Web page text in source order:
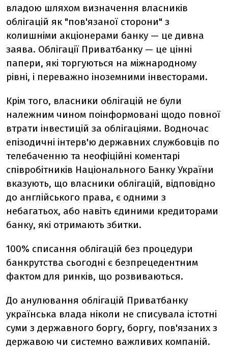
владою шляхом визначення власників
облігацій як "пов'язаної сторони" з
колишніми акціонерами банку — це дивна
заява. Облігації Приватбанку — це цінні
папери, які торгуються на міжнародному
рівні, і переважно іноземними інвесторами.
Крім того, власники облігацій не були
належним чином поінформовані щодо повної
втрати інвестицій за облігаціями. Водночас
епізодичні інтерв'ю державних службовців по
телебаченню та неофіційні коментарі
співробітників Національного Банку України
вказують, що власники облігацій, відповідно
до англійського права, є одними з
небагатьох, або навіть єдиними кредиторами
банку, які отримають збитки.
100% списання облігацій без процедури
банкрутства сьогодні є безпрецедентним
фактом для ринків, що розвиваються.
До анулювання облігацій Приватбанку
українська влада ніколи не списувала істотні
суми з державного боргу, боргу, пов'язаних з
державою чи системно важливих компаній.